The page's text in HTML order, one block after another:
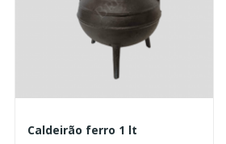
Caldeirão ferro 1 lt